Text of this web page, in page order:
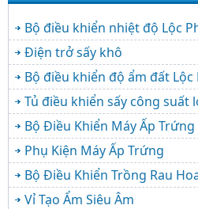
Bộ điều khiển nhiệt độ Lộc
Điện trở sấy khô
Bộ điều khiển độ ẩm đất Lộc
Tủ điều khiển sấy công suất
Bộ Điều Khiển Máy Ấp Trứng
Phụ Kiện Máy Ấp Trứng
Bộ Điều Khiển Trồng Rau
Vỉ Tạo Ẩm Siêu Âm